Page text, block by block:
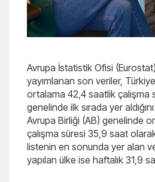
Avrupa İstatistik Ofisi
yayımlanan son veriler,
ortalama 42,4 saatlik çalışma
genelinde ilk sırada yer
Avrupa Birliği (AB) genelinde
çalışma süresi 35,9 saat
listenin en sonunda yer alan
yapılan ülke ise haftalık 31,9